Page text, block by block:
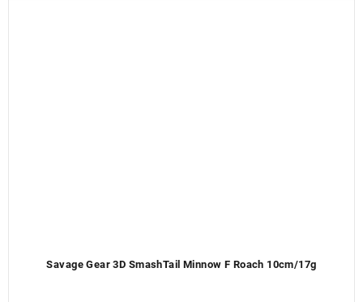
Savage Gear 3D SmashTail Minnow F Roach 10cm/17g